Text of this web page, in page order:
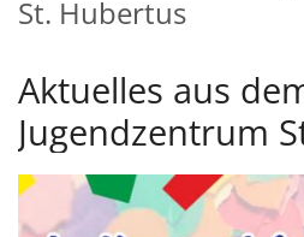
St. Hubertus
Aktuelles aus
Jugendzentrum